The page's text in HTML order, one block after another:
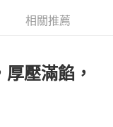
對及更正。
userRule
相關推薦
壓滿餡，